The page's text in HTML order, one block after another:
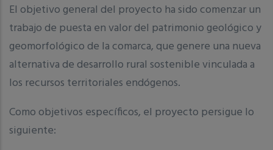
El objetivo general del proyecto ha sido comenzar un
trabajo de puesta en valor del patrimonio geológico y
geomorfológico de la comarca, que genere una nueva
alternativa de desarrollo rural sostenible vinculada a
los recursos territoriales endógenos.
Como objetivos específicos, el proyecto persigue lo
siguiente: